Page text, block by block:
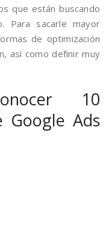
que están buscando
Para sacarle mayor
de optimización
así como definir muy
10
Google Ads